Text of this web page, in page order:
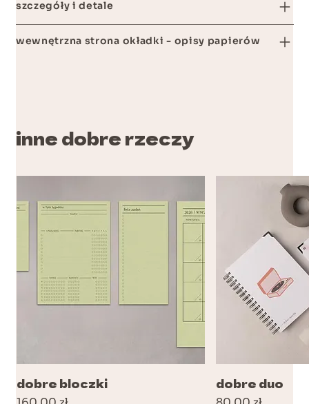
szczegóły i detale
wewnętrzna strona okładki - opisy papierów
inne dobre rzeczy
dobre bloczki dobre duo